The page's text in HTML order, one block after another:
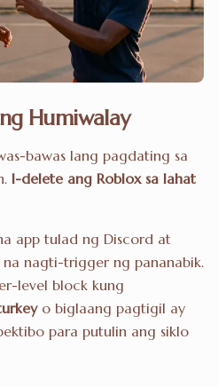
Humiwalay
bawas lang pagdating sa
I-delete ang Roblox sa lahat
app tulad ng Discord at
na nagti-trigger ng pananabik.
level block kung
o biglaang pagtigil ay
para putulin ang siklo